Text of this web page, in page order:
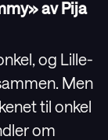
av Pija
og Lille-
Men
til onkel
om